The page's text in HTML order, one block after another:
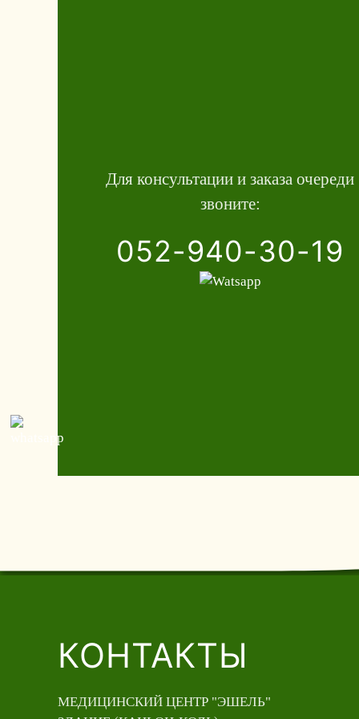
Для консультации и заказа очереди
звоните:
052-940-30-19
КОНТАКТЫ
МЕДИЦИНСКИЙ ЦЕНТР "ЭШЕЛЬ"